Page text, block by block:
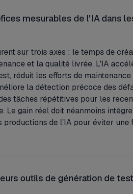
mesurables de l'IA dans
sur trois axes : le temps de
et la qualité livrée. L'IA
réduit les efforts de maintenance
la détection précoce des
tâches répétitives pour les
Le gain réel doit néanmoins
productions de l'IA pour éviter une
outils de génération de